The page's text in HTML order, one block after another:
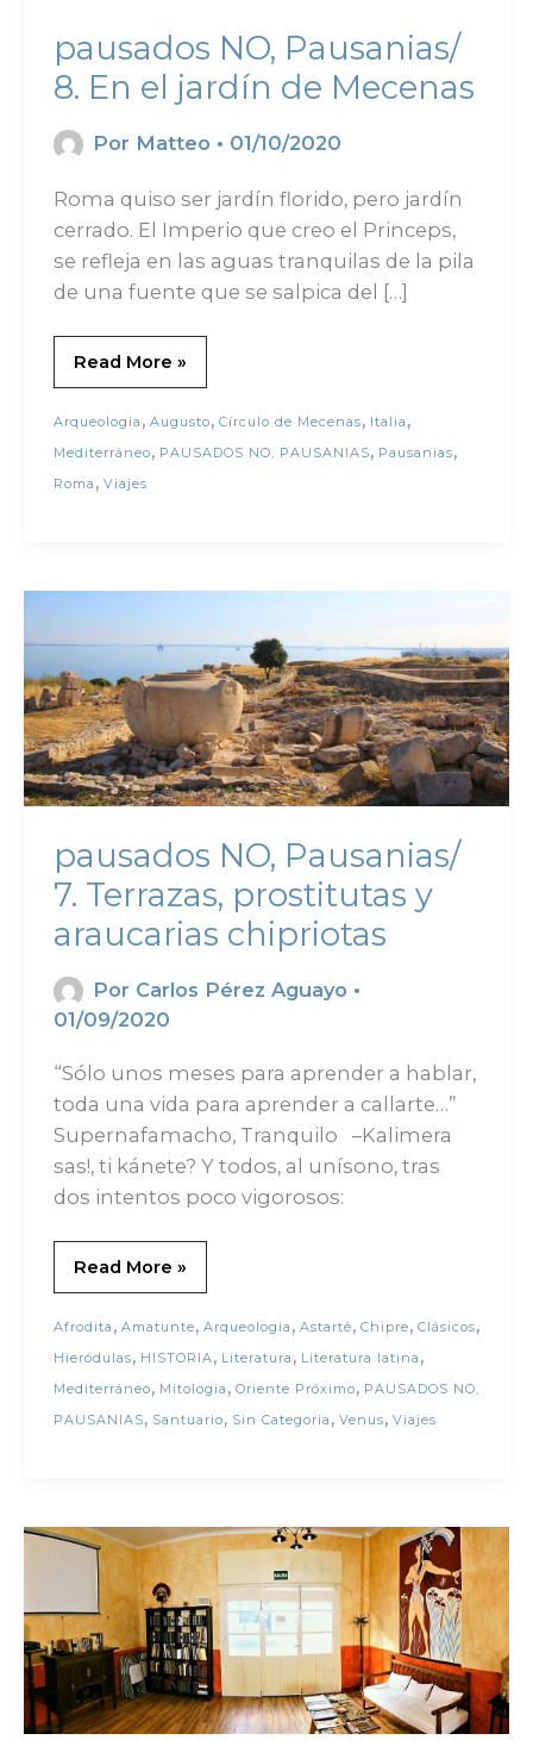
pausados NO, Pausanias/
8. En el jardín de Mecenas
Por Matteo • 01/10/2020
Roma quiso ser jardín florido, pero jardín
cerrado. El Imperio que creo el Princeps,
se refleja en las aguas tranquilas de la pila
de una fuente que se salpica del […]
Read More »
Arqueologia , Augusto, Círculo de Mecenas, Italia ,
Mediterráneo, PAUSADOS NO, PAUSANIAS, Pausanias,
Roma , Viajes
pausados NO, Pausanias/
7. Terrazas, prostitutas y
araucarias chipriotas
Por Carlos Pérez Aguayo •
01/09/2020
“Sólo unos meses para aprender a hablar,
toda una vida para aprender a callarte…”
Supernafamacho, Tranquilo –Kalimera
sas!, ti kánete? Y todos, al unísono, tras
dos intentos poco vigorosos:
Read More »
Afrodita , Amatunte, Arqueologia , Astarté, Chipre, Clásicos,
Hieródulas, HISTORIA, Literatura , Literatura latina ,
Mediterráneo, Mitología , Oriente Próximo, PAUSADOS NO,
PAUSANIAS, Santuario, Sin Categoria , Venus, Viajes